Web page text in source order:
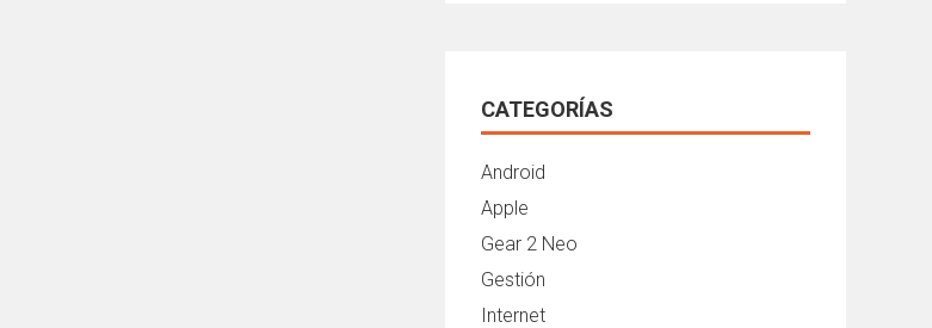
CATEGORÍAS
Android
Apple
Gear 2 Neo
Gestión
Internet